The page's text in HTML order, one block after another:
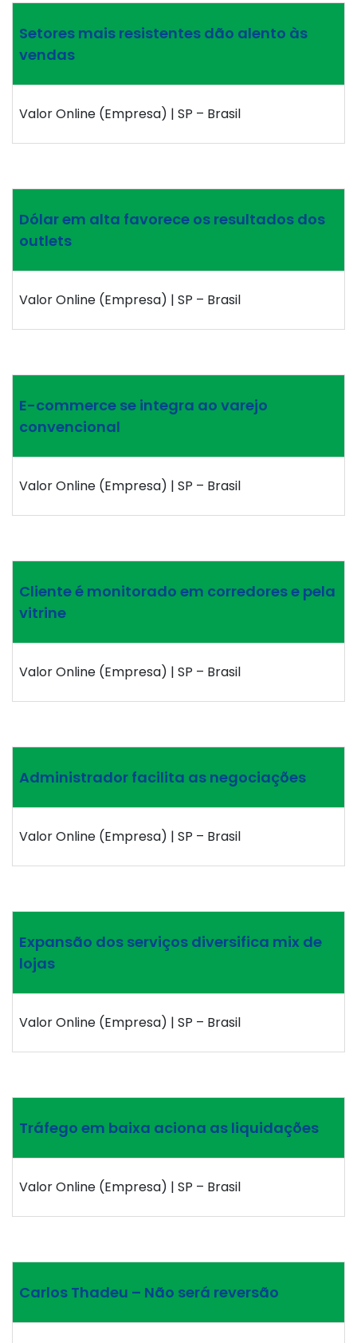
Setores mais resistentes dão alento às
vendas
Valor Online (Empresa) | SP – Brasil
Dólar em alta favorece os resultados dos
outlets
Valor Online (Empresa) | SP – Brasil
E-commerce se integra ao varejo
convencional
Valor Online (Empresa) | SP – Brasil
Cliente é monitorado em corredores e pela
vitrine
Valor Online (Empresa) | SP – Brasil
Administrador facilita as negociações
Valor Online (Empresa) | SP – Brasil
Expansão dos serviços diversifica mix de
lojas
Valor Online (Empresa) | SP – Brasil
Tráfego em baixa aciona as liquidações
Valor Online (Empresa) | SP – Brasil
Carlos Thadeu – Não será reversão